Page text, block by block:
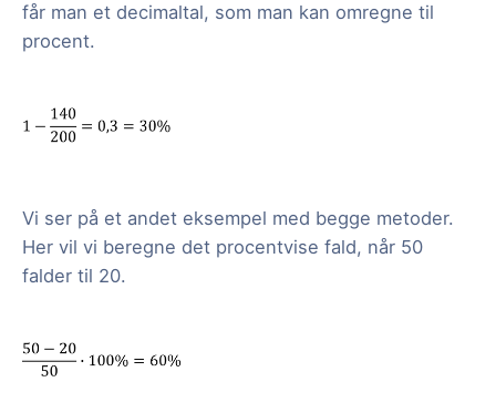
får man et decimaltal, som man kan omregne til
procent.
Vi ser på et andet eksempel med begge metoder.
Her vil vi beregne det procentvise fald, når 50
falder til 20.